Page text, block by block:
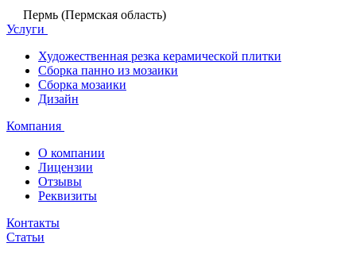
Пермь (Пермская область)
Услуги
Художественная резка керамической плитки
Сборка панно из мозаики
Сборка мозаики
Дизайн
Компания
О компании
Лицензии
Отзывы
Реквизиты
Контакты
Статьи